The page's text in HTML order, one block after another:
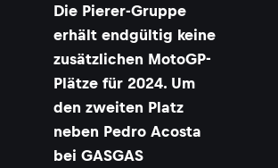
Die Pierer-Gruppe
erhält endgültig keine
zusätzlichen MotoGP-
Plätze für 2024. Um
den zweiten Platz
neben Pedro Acosta
bei GASGAS